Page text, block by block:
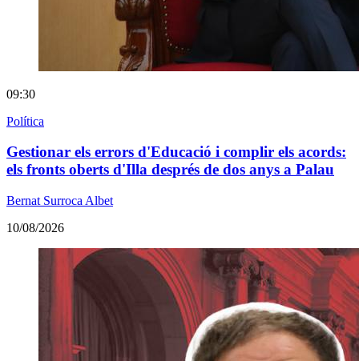
09:30
Política
Gestionar els errors d'Educació i complir els acords:
els fronts oberts d'Illa després de dos anys a Palau
Bernat Surroca Albet
10/08/2026